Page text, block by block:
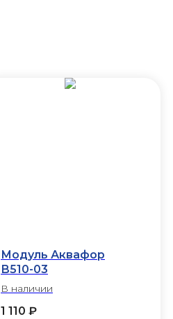
Модуль Аквафор
В510-03
В наличии
1 110 ₽